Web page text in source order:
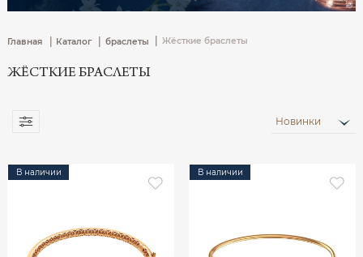
Главная | Каталог | браслеты Жёсткие браслеты
ЖЁСТКИЕ БРАСЛЕТЫ
Новинки
В наличии В наличии